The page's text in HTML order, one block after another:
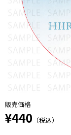
販売価格
¥440 （税込）